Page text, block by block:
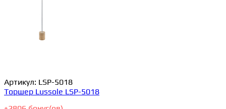
Артикул: LSP-5018
Торшер Lussole LSP-5018